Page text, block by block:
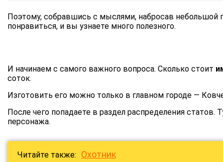
Поэтому, собравшись с мыслями, набросав небольшой
понравиться, и вы узнаете много полезного.
И начинаем с самого важного вопроса. Сколько стоит
соток.
Изготовить его можно только в главном городе —
После чего попадаете в раздел распределения
персонажа.
Читайте также: Охотник